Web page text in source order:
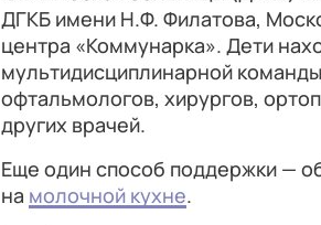
ДГКБ имени Н.Ф. Филатова,
центра «Коммунарка». Дети
мультидисциплинарной
офтальмологов, хирургов,
других врачей.
Еще один способ поддержки —
на молочной кухне.